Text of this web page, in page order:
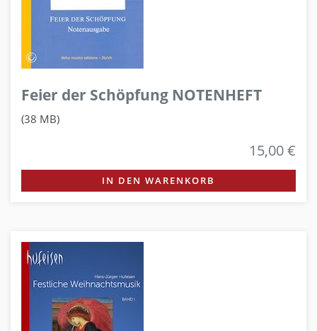
Feier der Schöpfung NOTENHEFT
(38 MB)
15,00 €
IN DEN WARENKORB